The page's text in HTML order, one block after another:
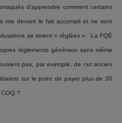
d’apprendre comment certains
mis devant le fait accompli et ne sont
se soient « réglées ». La FQÉ
règlements généraux sans même
pas, par exemple, de cet ancien
sur le point de payer plus de 30
?